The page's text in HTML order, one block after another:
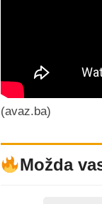
(avaz.ba)
Možda